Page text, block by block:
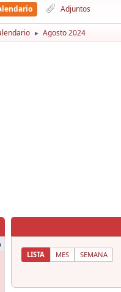
Adjuntos
► Agosto 2024
LISTA MES SEMANA